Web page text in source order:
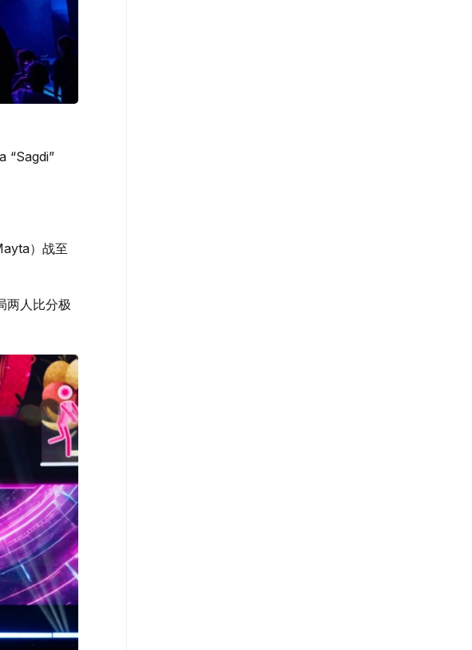
“Sagdi”
）战至
两人比分极